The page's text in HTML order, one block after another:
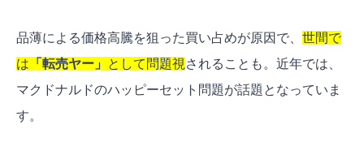
品薄による価格高騰を狙った買い占めが原因で、 世間で
は 「 転売ヤー 」 として問題視 されることも。近年では、
マクドナルドのハッピーセット問題が話題となっていま
す。